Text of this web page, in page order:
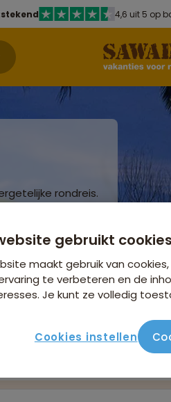
4,6 uit 5 op
rondreis.
ruïnes in
natuur en
gebruikt cookies
maakt gebruik van
te verbeteren en de
Je kunt ze volledig
Cookies instellen